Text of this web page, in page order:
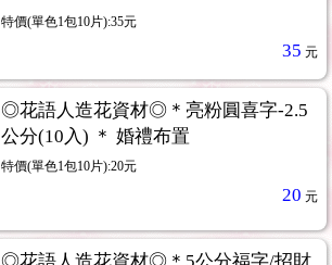
特價(單色1包10片):35元
35 元
◎花語人造花資材◎＊亮粉圓喜字-2.5
公分(10入) ＊ 婚禮布置
特價(單色1包10片):20元
20 元